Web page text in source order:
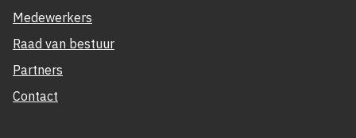
Medewerkers
Raad van bestuur
Partners
Contact